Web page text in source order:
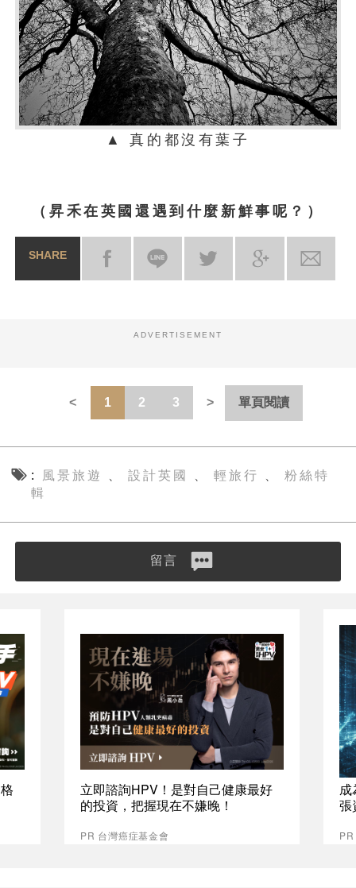
▲ 真的都沒有葉子
（昇禾在英國還遇到什麼新鮮事呢？）
SHARE
ADVERTISEMENT
1 2 3 單頁閱讀
風景旅遊 、 設計英國 、 輕旅行 、 粉絲特
輯
留言
立即諮詢HPV！是對自己健康最好
的投資，把握現在不嫌晚！
PR 台灣癌症基金會
成
張